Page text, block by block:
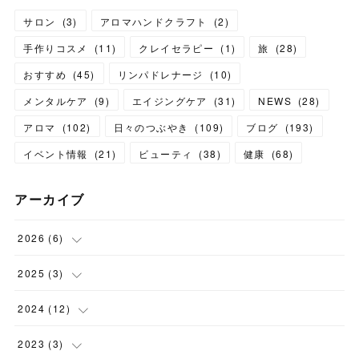
サロン (3) アロマハンドクラフト (2)
手作りコスメ
(11) クレイセラピー (1) 旅 (28)
おすすめ
(45) リンパドレナージ (10)
メンタルケア
(9) エイジングケア (31) NEWS (28)
アロマ
(102) 日々のつぶやき (109) ブログ (193)
イベント情報
(21) ビューティ (38) 健康 (68)
アーカイブ
2026 (6)
(6
2025 (3)
(1)
(1
2024 (12)
(1
2023 (3)